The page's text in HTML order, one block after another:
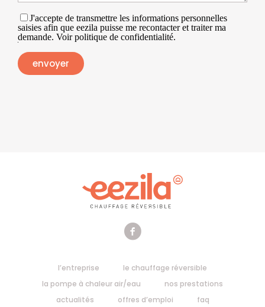
J'accepte de transmettre les informations personnelles
saisies afin que eezila puisse me recontacter et traiter ma
demande. Voir politique de confidentialité.
l’entreprise
le chauffage réversible
la pompe à chaleur air/eau
nos prestations
actualités
offres d’emploi faq